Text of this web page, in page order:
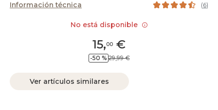
Información técnica (6)
15,00 €
-50 % 29,99 €
Ver artículos similares